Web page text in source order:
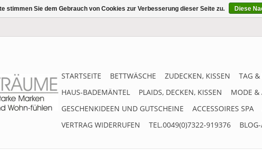
STARTSEITE BETTWÄSCHE ZUDECKEN, KISSEN TAG &
HAUS-BADEMÄNTEL
PLAIDS, DECKEN, KISSEN MODE &
GESCHENKIDEEN UND GUTSCHEINE
ACCESSOIRES SPA
VERTRAG WIDERRUFEN
TEL.0049(0)7322-919376
stimmen Sie dem Gebrauch von Cookies zur Verbesserung dieser Seite zu. Diese